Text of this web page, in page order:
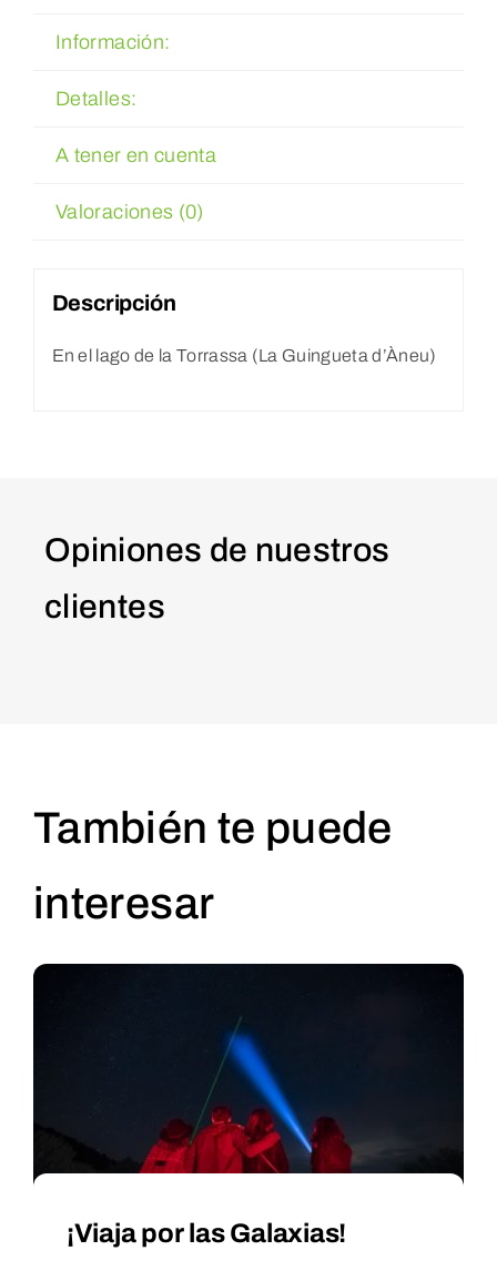
Información:
Detalles:
A tener en cuenta
Valoraciones (0)
Descripción
En el lago de la Torrassa (La Guingueta d’Àneu)
Opiniones de nuestros
clientes
También te puede
interesar
¡Viaja por las Galaxias!